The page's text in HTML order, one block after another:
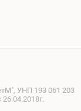
УНП 193 061 203